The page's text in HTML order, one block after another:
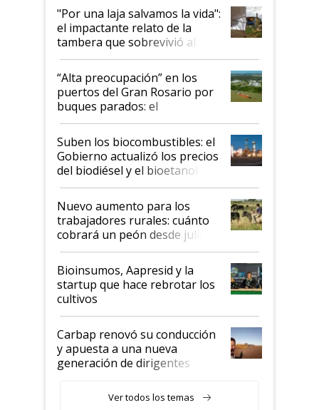
pase a ser "país sucio"
"Por una laja salvamos la vida":
el impactante relato de la
tambera que sobrevivió al
tornado
“Alta preocupación” en los
puertos del Gran Rosario por
buques parados: el
funcionamiento de las
exportadoras en tensión tras
la medida de fuerza de los
prácticos
Suben los biocombustibles: el
Gobierno actualizó los precios
del biodiésel y el bioetanol
Nuevo aumento para los
trabajadores rurales: cuánto
cobrará un peón desde julio
Bioinsumos, Aapresid y la
startup que hace rebrotar los
cultivos
Carbap renovó su conducción
y apuesta a una nueva
generación de dirigentes
Ver todos los temas